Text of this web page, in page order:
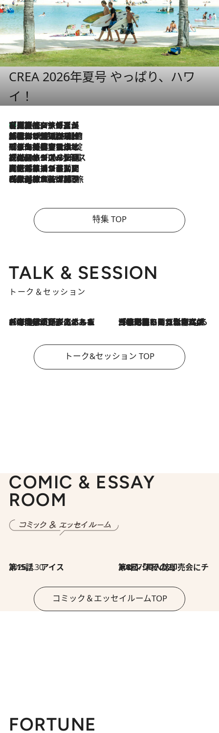
CREA 2026年夏号 やっぱり、ハワ
イ！
2026.8.7
【厳選旅コスメ】「多機能アイテムがメイン！」旅好き美容エディターが選んだ夏旅ベストコスメを発表【Mサイズジップ】
2026.8.6
「荷物が増えるほど旅ストレスは増す」美容ジャーナリストがたどり着いた最終結論。“化粧品を劇的に減らす”感動の凝縮美容とは
2026.8.6
「旅先には金髪ウィッグを持参」日本と同じメイクでは損してる!? 美容ジャーナリストが提案する“掟破りの旅美容”とは
2026.8.6
【厳選旅コスメ】「身軽さ＆UV対策重視！」ヘアアーティストshucoが選んだ夏旅ベストコスメを発表【Mサイズジップ】
2026.8.5
【厳選旅コスメ】国内をあちこち移動する河井菜摘が選んだ夏旅ベストコスメ発表！「リラックスアイテムはマスト」【Mサイズジップ】
2026.8.4
【厳選旅コスメ】「紫外線＆乾燥対策しながらメイク感も！」ヘア＆メイクGeorgeが選んだ夏旅ベストコスメを発表！【Mサイズジップ】
特集 TOP
TALK & SESSION
トーク＆セッション
2026.8.3
「今後値上げがあるとすれば…」「リスクがあるのは今年の冬」エネルギー専門家が語る、ホルムズ海峡封鎖が家庭にもたらす“ある心配” 2026.8.3
「住宅建てられない…」「サーチャージ料の高値が続いている」ホルムズ海峡封鎖による影響はいつまで続く？《エネルギー専門家に聞く“どうなる日本の暮らし”》
トーク&セッション TOP
COMIC & ESSAY
ROOM
2026.7.30
第15話 アイス 2026.7.30
第8回「同人誌即売会にチャレンジ その2」
コミック＆エッセイルームTOP
FORTUNE